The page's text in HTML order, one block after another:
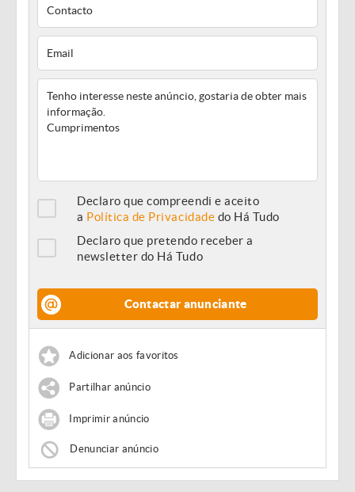
Declaro que compreendi e aceito
a Política de Privacidade do Há Tudo
Declaro que pretendo receber a
newsletter do Há Tudo
Contactar anunciante
Adicionar aos favoritos
Partilhar anúncio
Imprimir anúncio
Denunciar anúncio